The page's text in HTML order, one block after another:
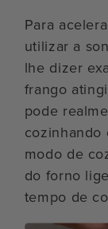
Para
utilizar a
lhe dizer
frango
pode
cozinhando
modo de
do forno
tempo de